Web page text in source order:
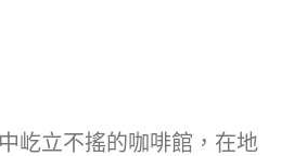
中屹立不搖的咖啡館，在地